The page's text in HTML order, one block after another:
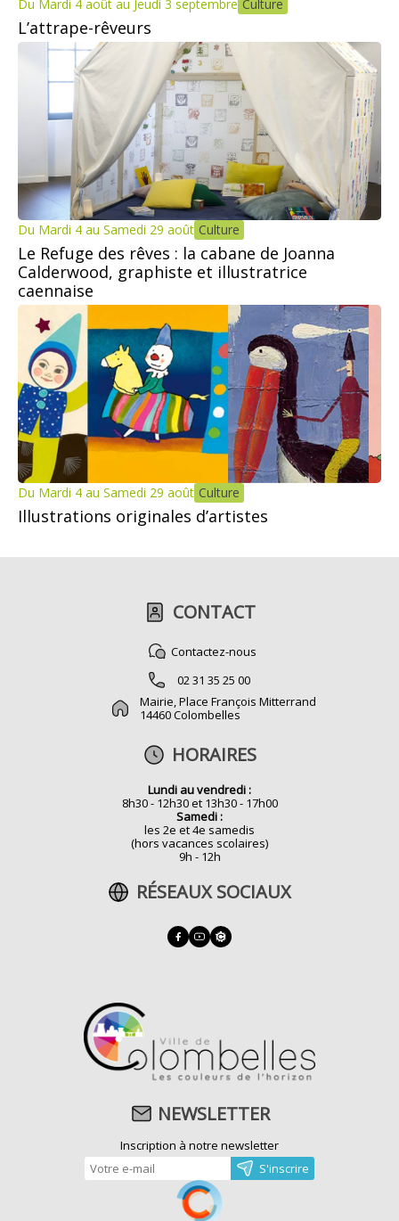
Du Mardi 4 août au Jeudi 3 septembre Culture
L’attrape-rêveurs
Du Mardi 4 au Samedi 29 août Culture
Le Refuge des rêves : la cabane de Joanna
Calderwood, graphiste et illustratrice
caennaise
Du Mardi 4 au Samedi 29 août Culture
Illustrations originales d’artistes
CONTACT
Contactez-nous
02 31 35 25 00
Mairie, Place François Mitterrand
14460 Colombelles
HORAIRES
Lundi au vendredi :
8h30 - 12h30 et 13h30 - 17h00
Samedi :
les 2e et 4e samedis
(hors vacances scolaires)
9h - 12h
RÉSEAUX SOCIAUX
NEWSLETTER
Inscription à notre newsletter